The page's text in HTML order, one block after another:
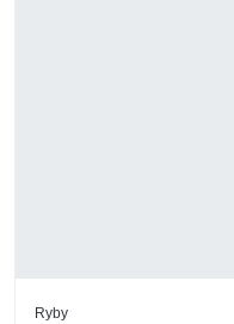
Ryby